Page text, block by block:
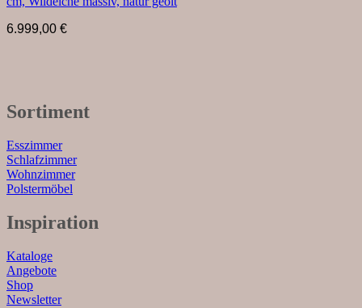
6.999,00 €
Sortiment
Esszimmer
Schlafzimmer
Wohnzimmer
Polstermöbel
Inspiration
Kataloge
Angebote
Shop
Newsletter